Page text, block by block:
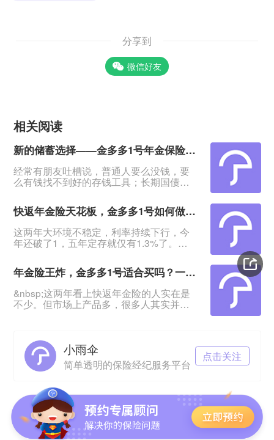
分享到
微信好友
相关阅读
新的储蓄选择——金多多1号年金保险，4年回血5年起领
经常有朋友吐槽说，普通人要么没钱，要
么有钱找不到好的存钱工具；长期国债不
&nbsp;有这种担忧的，我会推荐这款产品
——海港金多多1号年金保险：产品最快4
年回血，5年领年金，最高能领保费的
5.18%！&nbsp;特别适合有一笔闲钱、想
资金稳定增值又退保无损失的人群。
年金险适不适合
快返年金险天花板，金多多1号如何做到存款平替？
这两年大环境不稳定，利率持续下行，今
年还破了1，五年定存就仅有1.3%了。
着没意思，该挪到哪里既安全、灵活，又
有更高的增值？&nbsp;快返年金险的出现
给了大家更好的选择。&nbsp;海港金多多1
号年金保险就是其中的翘楚：回血快，最
快4年资金回稳；第5年起每年领最高
年金险王炸，金多多1号适合买吗？一文教你快返年金险怎么选
&nbsp;这两年看上快返年金险的人实在是
不少。但市场上产品多，很多人其实并不
问到这款产品适不适合买。&nbsp;那么接
下来就给大家理清这两点：●&nbsp;快返
年金险怎么选？●&nbsp;金多多1号能不能
小雨伞
简单透明的保险经纪服务平台
点击关注